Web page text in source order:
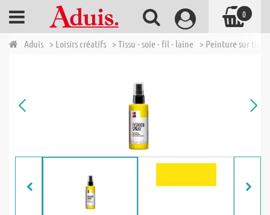
Aduis > Loisirs créatifs > Tissu - soie - fil - laine > Peinture sur
0